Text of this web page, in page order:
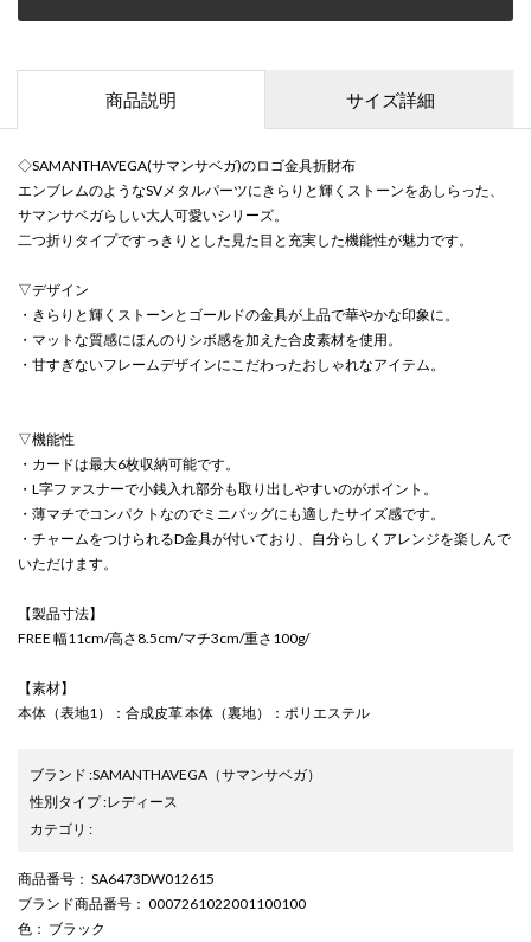
商品説明 サイズ詳細
◇SAMANTHAVEGA(サマンサベガ)のロゴ金具折財布
エンブレムのようなSVメタルパーツにきらりと輝くストーンをあしらった、
サマンサベガらしい大人可愛いシリーズ。
二つ折りタイプですっきりとした見た目と充実した機能性が魅力です。
▽デザイン
・きらりと輝くストーンとゴールドの金具が上品で華やかな印象に。
・マットな質感にほんのりシボ感を加えた合皮素材を使用。
・甘すぎないフレームデザインにこだわったおしゃれなアイテム。
▽機能性
・カードは最大6枚収納可能です。
・L字ファスナーで小銭入れ部分も取り出しやすいのがポイント。
・薄マチでコンパクトなのでミニバッグにも適したサイズ感です。
・チャームをつけられるD金具が付いており、自分らしくアレンジを楽しんで
いただけます。
【製品寸法】
FREE 幅11cm/高さ8.5cm/マチ3cm/重さ100g/
【素材】
本体（表地1）：合成皮革 本体（裏地）：ポリエステル
ブランド :SAMANTHAVEGA （サマンサベガ）
性別タイプ:レディース
カテゴリ :
商品番号 ： SA6473DW012615
ブランド商品番号 ： 0007261022001100100
色 ： ブラック